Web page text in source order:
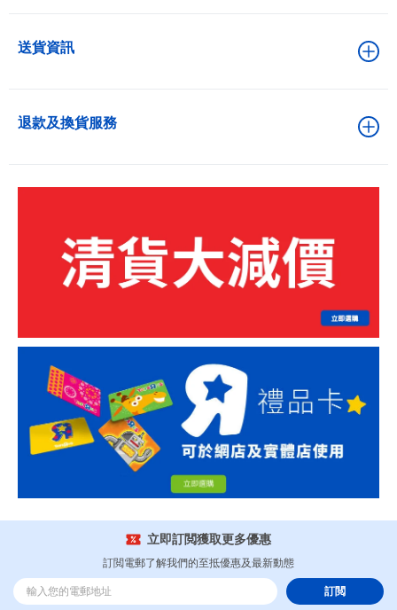
送貨資訊
退款及換貨服務
立即訂閲獲取更多優惠
訂閲電郵了解我們的至抵優惠及最新動態
訂閲